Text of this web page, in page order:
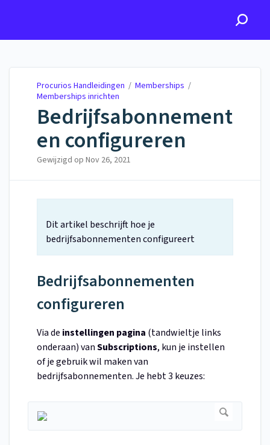
Procurios Handleidingen / Memberships /
Memberships inrichten
Bedrijfsabonnement
en configureren
Gewijzigd op Nov 26, 2021
Dit artikel beschrijft hoe je
bedrijfsabonnementen configureert
Bedrijfsabonnementen
configureren
Via de instellingen pagina (tandwieltje links
onderaan) vanSubscriptions, kun je instellen
of je gebruik wil maken van
bedrijfsabonnementen. Je hebt 3 keuzes: